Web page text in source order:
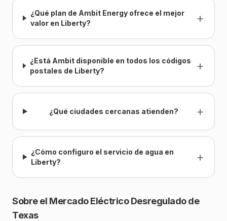
¿Qué plan de Ambit Energy ofrece el mejor
valor en Liberty?
+
¿Está Ambit disponible en todos los códigos
postales de Liberty?
+
¿Qué ciudades cercanas atienden? +
¿Cómo configuro el servicio de agua en
Liberty?
+
Sobre el Mercado Eléctrico Desregulado de
Texas